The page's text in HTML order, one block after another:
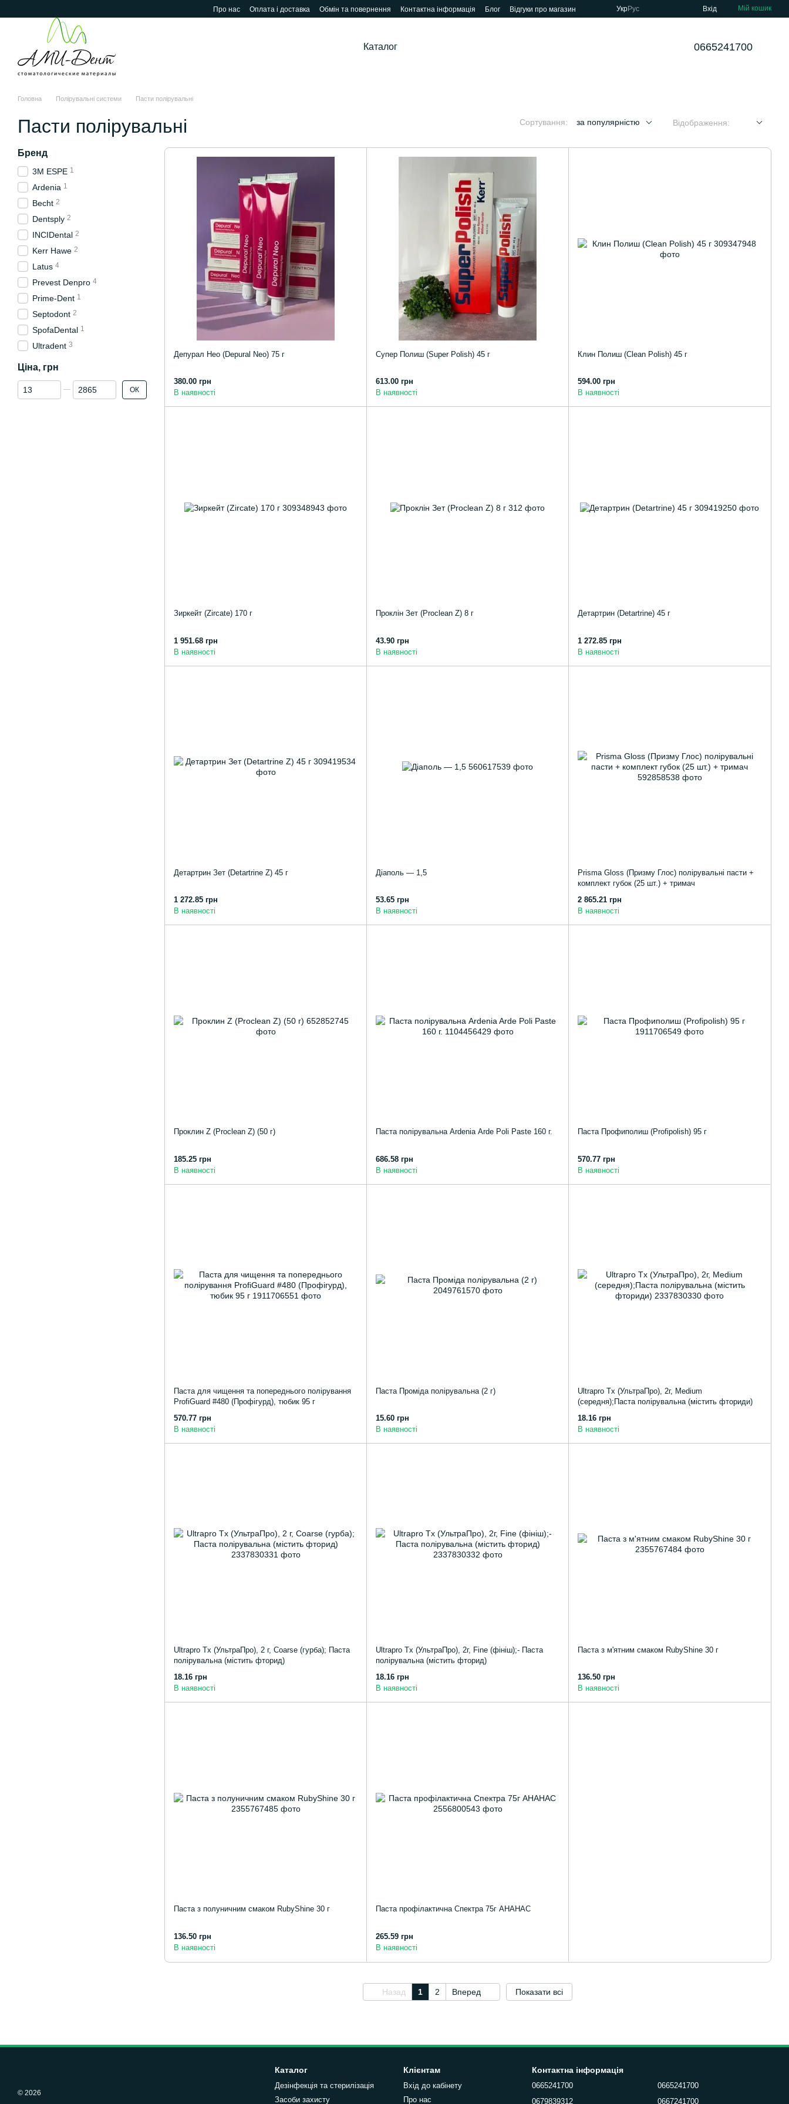
Про нас Оплата і доставка Обмін та повернення Контактна інформація Блог Відгуки про магазин УкрРус Вхід Мій кошик
Каталог 0665241700
Головна Полірувальні системи Пасти полірувальні
Пасти полірувальні Сортування: за популярністю Відображення:
Депурал Нео (Depural Neo) 75 г
380.00 грн
В наявності
Супер Полиш (Super Polish) 45 г
613.00 грн
В наявності
Клин Полиш (Clean Polish) 45 г
594.00 грн
В наявності
Зиркейт (Zircate) 170 г
1 951.68 грн
В наявності
Проклін Зет (Proclean Z) 8 г
43.90 грн
В наявності
Детартрин (Detartrine) 45 г
1 272.85 грн
В наявності
Детартрин Зет (Detartrine Z) 45 г
1 272.85 грн
В наявності
Діаполь — 1,5
53.65 грн
В наявності
Prisma Gloss (Призму Глос) полірувальні пасти +
комплект губок (25 шт.) + тримач
2 865.21 грн
В наявності
Проклин Z (Proclean Z) (50 г)
185.25 грн
В наявності
Паста полірувальна Ardenia Arde Poli Paste 160 г.
686.58 грн
В наявності
Паста Профиполиш (Profipolish) 95 г
570.77 грн
В наявності
Паста для чищення та попереднього полірування
ProfiGuard #480 (Профігурд), тюбик 95 г
570.77 грн
В наявності
Паста Проміда полірувальна (2 г)
15.60 грн
В наявності
Ultrapro Tx (УльтраПро), 2г, Medium
(середня);Паста полірувальна (містить фториди)
18.16 грн
В наявності
Ultrapro Tx (УльтраПро), 2 г, Coarse (гурба); Паста
полірувальна (містить фторид)
18.16 грн
В наявності
Ultrapro Tx (УльтраПро), 2г, Fine (фініш);- Паста
полірувальна (містить фторид)
18.16 грн
В наявності
Паста з м'ятним смаком RubyShine 30 г
136.50 грн
В наявності
Паста з полуничним смаком RubyShine 30 г
136.50 грн
В наявності
Паста профілактична Спектра 75г АНАНАС
265.59 грн
В наявності
Назад 1 2 Вперед Показати всі
Бренд
3M ESPE 1
Ardenia 1
Becht 2
Dentsply 2
INCIDental 2
Kerr Hawe 2
Latus 4
Prevest Denpro 4
Prime-Dent 1
Septodont 2
SpofaDental 1
Ultradent 3
Ціна, грн
Від Ціна, грн
До Ціна, грн ОК
© 2026
Каталог
Дезінфекція та стерилізація
Засоби захисту
Клієнтам
Вхід до кабінету
Про нас
Контактна інформація
0665241700
0679839312
0665241700
0667241700